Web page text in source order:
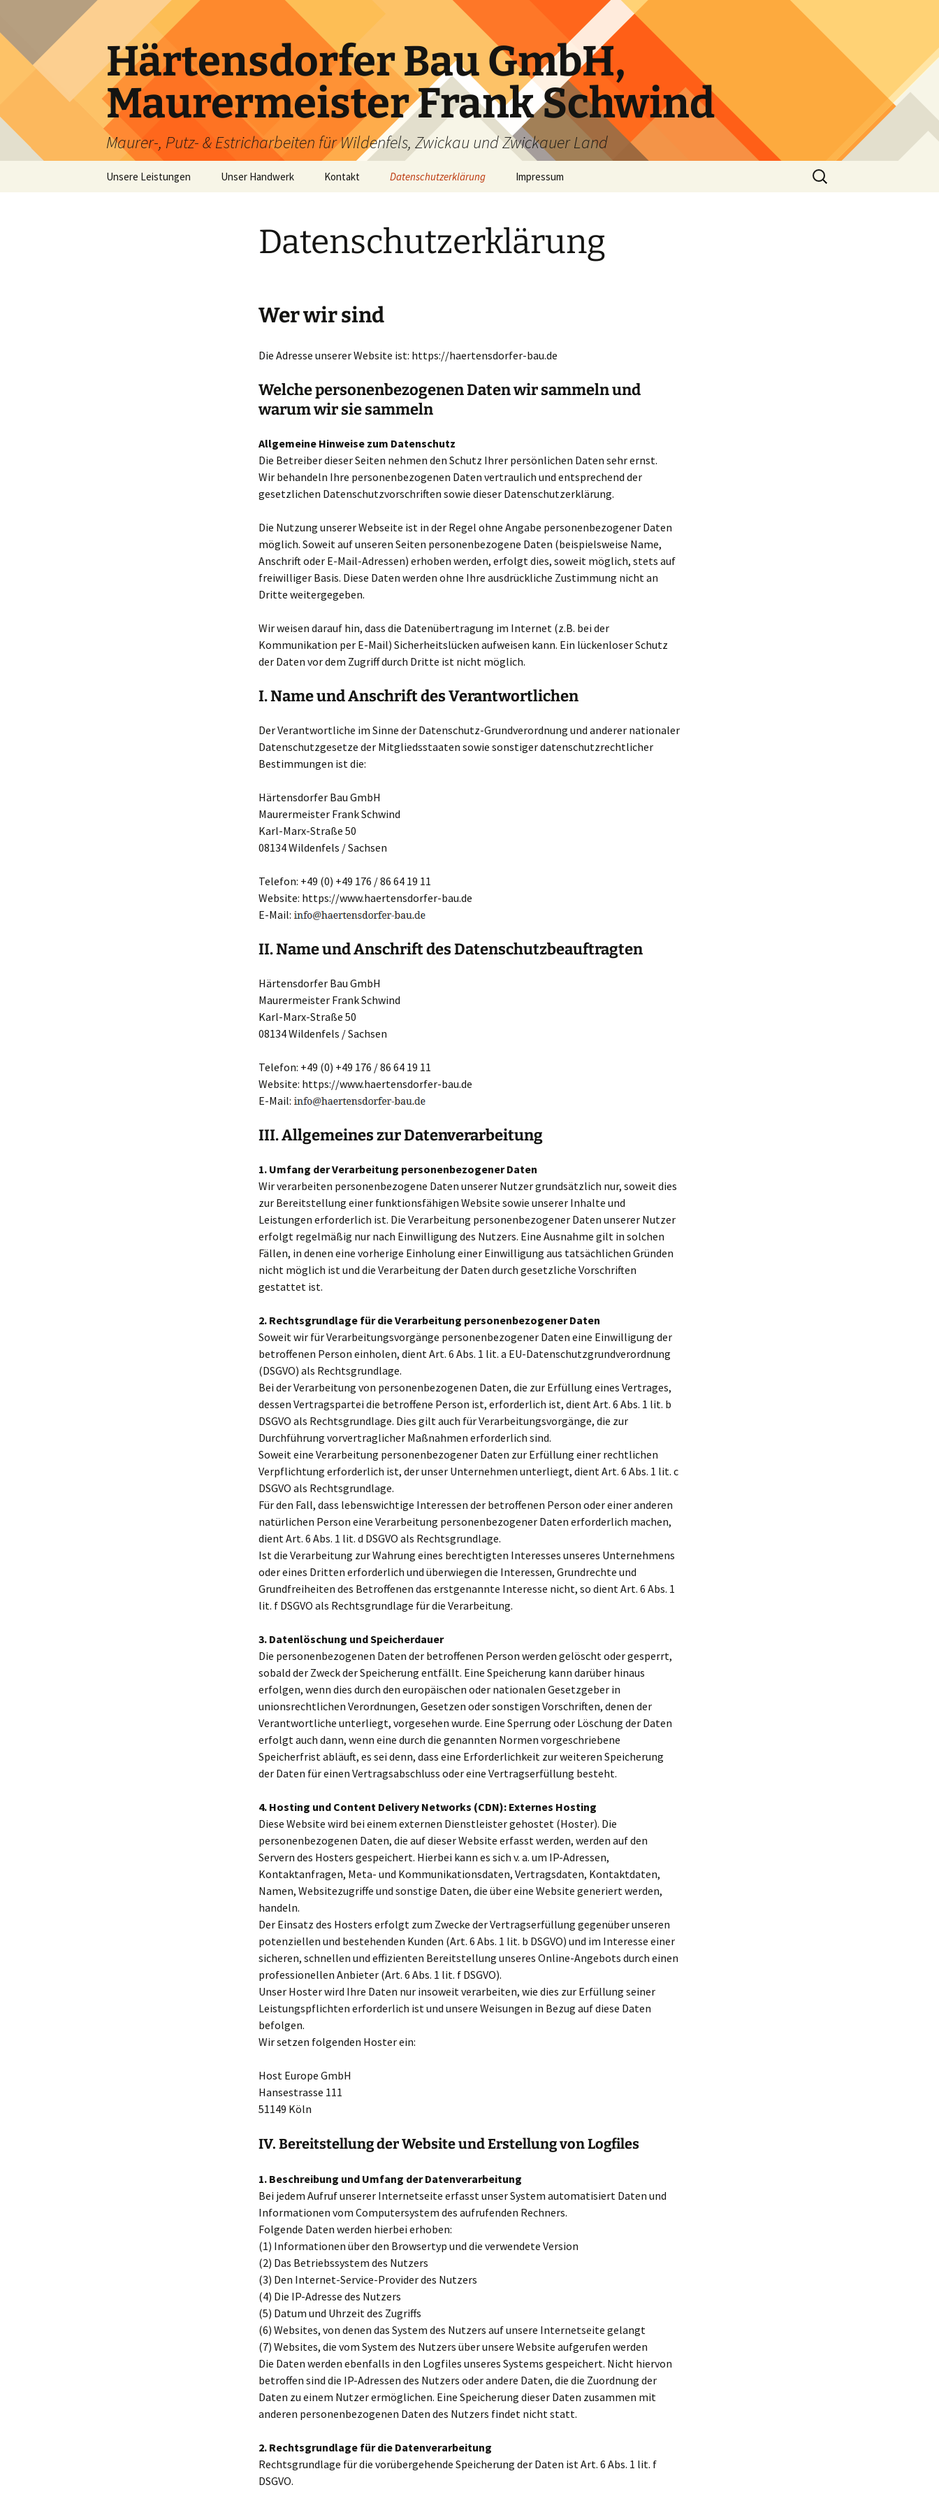
Härtensdorfer Bau GmbH,
Maurermeister Frank Schwind
Maurer-, Putz- & Estricharbeiten für Wildenfels, Zwickau und Zwickauer Land
Unsere Leistungen Unser Handwerk Kontakt Datenschutzerklärung Impressum
Suche
nach:
Datenschutzerklärung
Wer wir sind
Die Adresse unserer Website ist: https://haertensdorfer-bau.de
Welche personenbezogenen Daten wir sammeln und
warum wir sie sammeln
Allgemeine Hinweise zum Datenschutz
Die Betreiber dieser Seiten nehmen den Schutz Ihrer persönlichen Daten sehr ernst.
Wir behandeln Ihre personenbezogenen Daten vertraulich und entsprechend der
gesetzlichen Datenschutzvorschriften sowie dieser Datenschutzerklärung.
Die Nutzung unserer Webseite ist in der Regel ohne Angabe personenbezogener Daten
möglich. Soweit auf unseren Seiten personenbezogene Daten (beispielsweise Name,
Anschrift oder E-Mail-Adressen) erhoben werden, erfolgt dies, soweit möglich, stets auf
freiwilliger Basis. Diese Daten werden ohne Ihre ausdrückliche Zustimmung nicht an
Dritte weitergegeben.
Wir weisen darauf hin, dass die Datenübertragung im Internet (z.B. bei der
Kommunikation per E-Mail) Sicherheitslücken aufweisen kann. Ein lückenloser Schutz
der Daten vor dem Zugriff durch Dritte ist nicht möglich.
I. Name und Anschrift des Verantwortlichen
Der Verantwortliche im Sinne der Datenschutz-Grundverordnung und anderer nationaler
Datenschutzgesetze der Mitgliedsstaaten sowie sonstiger datenschutzrechtlicher
Bestimmungen ist die:
Härtensdorfer Bau GmbH
Maurermeister Frank Schwind
Karl-Marx-Straße 50
08134 Wildenfels / Sachsen
Telefon: +49 (0) +49 176 / 86 64 19 11
Website: https://www.haertensdorfer-bau.de
E-Mail:
II. Name und Anschrift des Datenschutzbeauftragten
Härtensdorfer Bau GmbH
Maurermeister Frank Schwind
Karl-Marx-Straße 50
08134 Wildenfels / Sachsen
Telefon: +49 (0) +49 176 / 86 64 19 11
Website: https://www.haertensdorfer-bau.de
E-Mail:
III. Allgemeines zur Datenverarbeitung
1. Umfang der Verarbeitung personenbezogener Daten
Wir verarbeiten personenbezogene Daten unserer Nutzer grundsätzlich nur, soweit dies
zur Bereitstellung einer funktionsfähigen Website sowie unserer Inhalte und
Leistungen erforderlich ist. Die Verarbeitung personenbezogener Daten unserer Nutzer
erfolgt regelmäßig nur nach Einwilligung des Nutzers. Eine Ausnahme gilt in solchen
Fällen, in denen eine vorherige Einholung einer Einwilligung aus tatsächlichen Gründen
nicht möglich ist und die Verarbeitung der Daten durch gesetzliche Vorschriften
gestattet ist.
2. Rechtsgrundlage für die Verarbeitung personenbezogener Daten
Soweit wir für Verarbeitungsvorgänge personenbezogener Daten eine Einwilligung der
betroffenen Person einholen, dient Art. 6 Abs. 1 lit. a EU-Datenschutzgrundverordnung
(DSGVO) als Rechtsgrundlage.
Bei der Verarbeitung von personenbezogenen Daten, die zur Erfüllung eines Vertrages,
dessen Vertragspartei die betroffene Person ist, erforderlich ist, dient Art. 6 Abs. 1 lit. b
DSGVO als Rechtsgrundlage. Dies gilt auch für Verarbeitungsvorgänge, die zur
Durchführung vorvertraglicher Maßnahmen erforderlich sind.
Soweit eine Verarbeitung personenbezogener Daten zur Erfüllung einer rechtlichen
Verpflichtung erforderlich ist, der unser Unternehmen unterliegt, dient Art. 6 Abs. 1 lit. c
DSGVO als Rechtsgrundlage.
Für den Fall, dass lebenswichtige Interessen der betroffenen Person oder einer anderen
natürlichen Person eine Verarbeitung personenbezogener Daten erforderlich machen,
dient Art. 6 Abs. 1 lit. d DSGVO als Rechtsgrundlage.
Ist die Verarbeitung zur Wahrung eines berechtigten Interesses unseres Unternehmens
oder eines Dritten erforderlich und überwiegen die Interessen, Grundrechte und
Grundfreiheiten des Betroffenen das erstgenannte Interesse nicht, so dient Art. 6 Abs. 1
lit. f DSGVO als Rechtsgrundlage für die Verarbeitung.
3. Datenlöschung und Speicherdauer
Die personenbezogenen Daten der betroffenen Person werden gelöscht oder gesperrt,
sobald der Zweck der Speicherung entfällt. Eine Speicherung kann darüber hinaus
erfolgen, wenn dies durch den europäischen oder nationalen Gesetzgeber in
unionsrechtlichen Verordnungen, Gesetzen oder sonstigen Vorschriften, denen der
Verantwortliche unterliegt, vorgesehen wurde. Eine Sperrung oder Löschung der Daten
erfolgt auch dann, wenn eine durch die genannten Normen vorgeschriebene
Speicherfrist abläuft, es sei denn, dass eine Erforderlichkeit zur weiteren Speicherung
der Daten für einen Vertragsabschluss oder eine Vertragserfüllung besteht.
4. Hosting und Content Delivery Networks (CDN): Externes Hosting
Diese Website wird bei einem externen Dienstleister gehostet (Hoster). Die
personenbezogenen Daten, die auf dieser Website erfasst werden, werden auf den
Servern des Hosters gespeichert. Hierbei kann es sich v. a. um IP-Adressen,
Kontaktanfragen, Meta- und Kommunikationsdaten, Vertragsdaten, Kontaktdaten,
Namen, Websitezugriffe und sonstige Daten, die über eine Website generiert werden,
handeln.
Der Einsatz des Hosters erfolgt zum Zwecke der Vertragserfüllung gegenüber unseren
potenziellen und bestehenden Kunden (Art. 6 Abs. 1 lit. b DSGVO) und im Interesse einer
sicheren, schnellen und effizienten Bereitstellung unseres Online-Angebots durch einen
professionellen Anbieter (Art. 6 Abs. 1 lit. f DSGVO).
Unser Hoster wird Ihre Daten nur insoweit verarbeiten, wie dies zur Erfüllung seiner
Leistungspflichten erforderlich ist und unsere Weisungen in Bezug auf diese Daten
befolgen.
Wir setzen folgenden Hoster ein:
Host Europe GmbH
Hansestrasse 111
51149 Köln
IV. Bereitstellung der Website und Erstellung von Logfiles
1. Beschreibung und Umfang der Datenverarbeitung
Bei jedem Aufruf unserer Internetseite erfasst unser System automatisiert Daten und
Informationen vom Computersystem des aufrufenden Rechners.
Folgende Daten werden hierbei erhoben:
(1) Informationen über den Browsertyp und die verwendete Version
(2) Das Betriebssystem des Nutzers
(3) Den Internet-Service-Provider des Nutzers
(4) Die IP-Adresse des Nutzers
(5) Datum und Uhrzeit des Zugriffs
(6) Websites, von denen das System des Nutzers auf unsere Internetseite gelangt
(7) Websites, die vom System des Nutzers über unsere Website aufgerufen werden
Die Daten werden ebenfalls in den Logfiles unseres Systems gespeichert. Nicht hiervon
betroffen sind die IP-Adressen des Nutzers oder andere Daten, die die Zuordnung der
Daten zu einem Nutzer ermöglichen. Eine Speicherung dieser Daten zusammen mit
anderen personenbezogenen Daten des Nutzers findet nicht statt.
2. Rechtsgrundlage für die Datenverarbeitung
Rechtsgrundlage für die vorübergehende Speicherung der Daten ist Art. 6 Abs. 1 lit. f
DSGVO.